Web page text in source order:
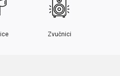
Zvučnici